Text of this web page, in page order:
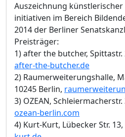
Auszeichnung
initiativen im Bereich
2014 der Berliner
Preisträger:
1) after the butcher, Spittastr.
after-the-butcher.de
2) Raumerweiterungshalle,
10245 Berlin,
3) OZEAN,
ozean-berlin.com
4) Kurt-Kurt, Lübecker Str.